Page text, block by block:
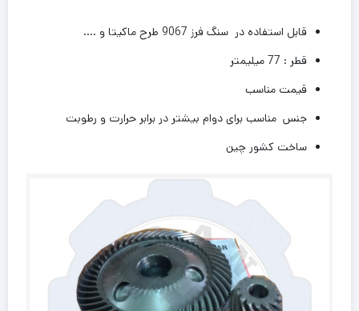
قابل استفاده در سنگ فرز 9067 طرح ماکیتا و ….
قطر : 77 میلیمتر
قیمت مناسب
جنس مناسب برای دوام بیشتر در برابر حرارت و رطوبت
ساخت کشور چین